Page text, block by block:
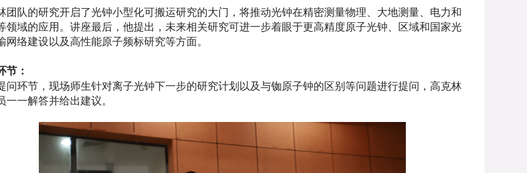
团队的研究开启了光钟小型化可搬运研究的大门，将推动光钟在精密测量物理、大地测量、电力和
领域的应用。讲座最后，他提出，未来相关研究可进一步着眼于更高精度原子光钟、区域和国家光
网络建设以及高性能原子频标研究等方面。
节：
问环节，现场师生针对离子光钟下一步的研究计划以及与铷原子钟的区别等问题进行提问，高克林
一一解答并给出建议。